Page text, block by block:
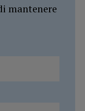
mantenere